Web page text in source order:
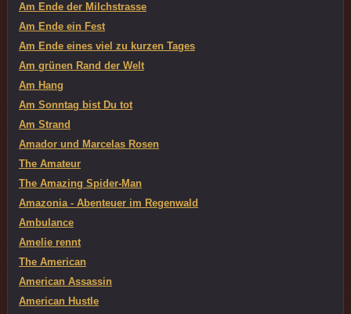
Am Ende der Milchstrasse
Am Ende ein Fest
Am Ende eines viel zu kurzen Tages
Am grünen Rand der Welt
Am Hang
Am Sonntag bist Du tot
Am Strand
Amador und Marcelas Rosen
The Amateur
The Amazing Spider-Man
Amazonia - Abenteuer im Regenwald
Ambulance
Amelie rennt
The American
American Assassin
American Hustle